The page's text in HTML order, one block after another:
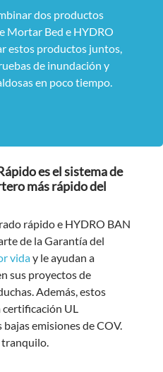
dos productos
Mortar Bed e HYDRO
estos productos juntos,
de inundación y
en poco tiempo.
es el sistema de
más rápido del
rápido e HYDRO BAN
de la Garantía del
viday le ayudan a
sus proyectos de
Además, estos
certificación UL
emisiones de COV.
tranquilo.